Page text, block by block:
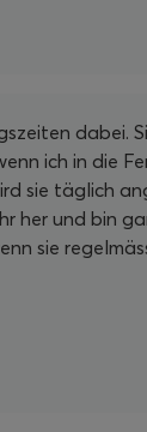
dabei.
ich in die
sie täglich
her und bin
sie